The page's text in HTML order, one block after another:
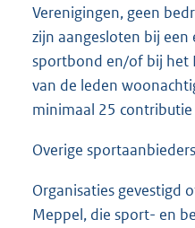
Verenigingen, geen
zijn aangesloten bij
sportbond en/of bij het
van de leden
minimaal 25
Overige sportaanbieders
Organisaties gevestigd
Meppel, die sport- en